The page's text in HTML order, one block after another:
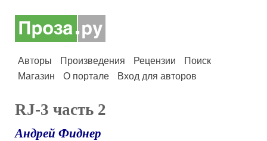
Авторы Произведения Рецензии
Поиск
Магазин
О портале Вход для авторов
RJ-3 часть 2
Андрей Фиднер